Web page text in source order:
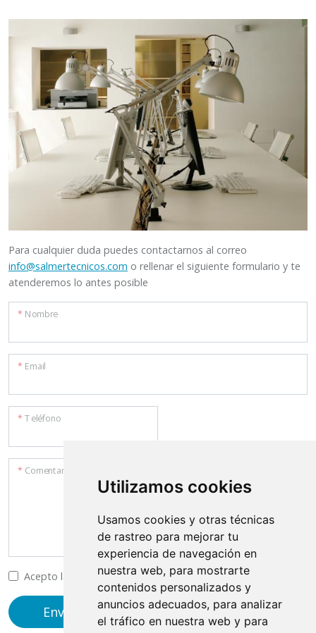
Utilizamos cookies
Usamos cookies y otras técnicas
de rastreo para mejorar tu
experiencia de navegación en
nuestra web, para mostrarte
contenidos personalizados y
anuncios adecuados, para analizar
el tráfico en nuestra web y para
Para cualquier duda puedes contactarnos al correo
info@salmertecnicos.com o rellenar el siguiente formulario y te
atenderemos lo antes posible
* Nombre
* Email
* Teléfono
* Comentarios
Acepto la política de privacidadyprotección de datos
Enviar